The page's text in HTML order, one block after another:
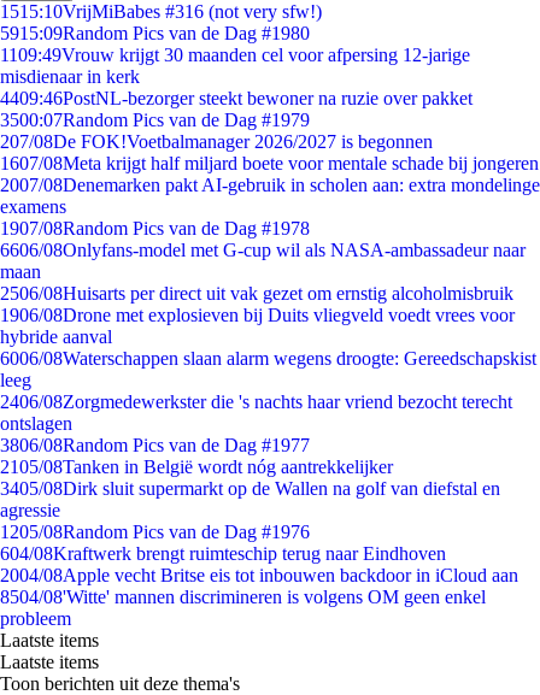
1515:10VrijMiBabes #316 (not very sfw!)
5915:09Random Pics van de Dag #1980
1109:49Vrouw krijgt 30 maanden cel voor afpersing 12-jarige
misdienaar in kerk
4409:46PostNL-bezorger steekt bewoner na ruzie over pakket
3500:07Random Pics van de Dag #1979
207/08De FOK!Voetbalmanager 2026/2027 is begonnen
1607/08Meta krijgt half miljard boete voor mentale schade bij jongeren
2007/08Denemarken pakt AI-gebruik in scholen aan: extra mondelinge
examens
1907/08Random Pics van de Dag #1978
6606/08Onlyfans-model met G-cup wil als NASA-ambassadeur naar
maan
2506/08Huisarts per direct uit vak gezet om ernstig alcoholmisbruik
1906/08Drone met explosieven bij Duits vliegveld voedt vrees voor
hybride aanval
6006/08Waterschappen slaan alarm wegens droogte: Gereedschapskist
leeg
2406/08Zorgmedewerkster die 's nachts haar vriend bezocht terecht
ontslagen
3806/08Random Pics van de Dag #1977
2105/08Tanken in België wordt nóg aantrekkelijker
3405/08Dirk sluit supermarkt op de Wallen na golf van diefstal en
agressie
1205/08Random Pics van de Dag #1976
604/08Kraftwerk brengt ruimteschip terug naar Eindhoven
2004/08Apple vecht Britse eis tot inbouwen backdoor in iCloud aan
8504/08'Witte' mannen discrimineren is volgens OM geen enkel
probleem
Laatste items
Laatste items
Toon berichten uit deze thema's